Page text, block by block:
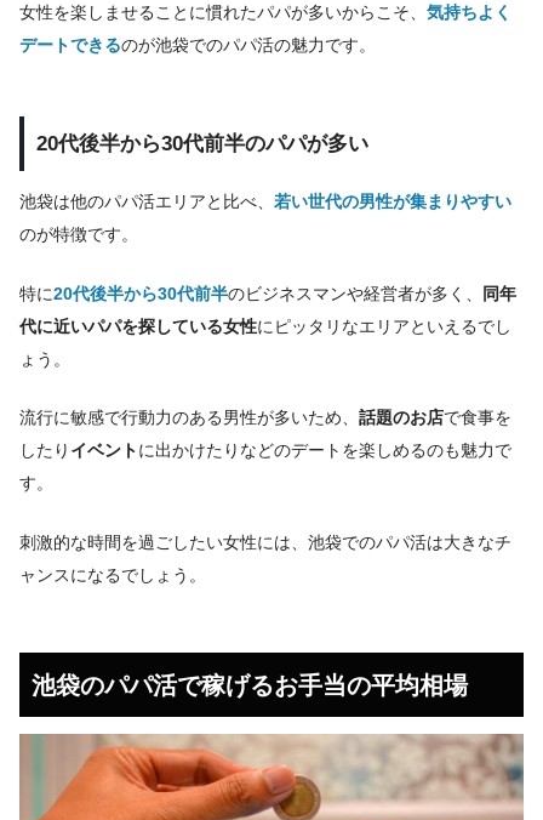
女性を楽しませることに慣れたパパが多いからこそ、 気持ちよく
デートできるのが池袋でのパパ活の魅力です。
20代後半から30代前半のパパが多い
池袋は他のパパ活エリアと比べ、 若い世代の男性が集まりやすい
のが特徴です。
特に20代後半から30代前半のビジネスマンや経営者が多く、
同年
代に近いパパを探している女性にピッタリなエリアといえるでし
ょう。
流行に敏感で行動力のある男性が多いため、 話題のお店で食事を
したり イベントに出かけたりなどのデートを楽しめるのも魅力で
す。
刺激的な時間を過ごしたい女性には、池袋でのパパ活は大きなチ
ャンスになるでしょう。
池袋のパパ活で稼げるお手当の平均相場